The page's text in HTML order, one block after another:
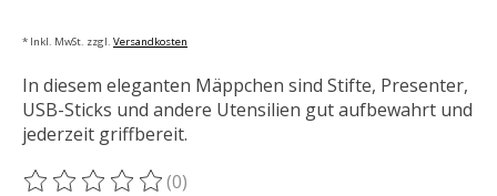
* Inkl. MwSt. zzgl. Versandkosten
In diesem eleganten Mäppchen sind Stifte, Presenter,
USB-Sticks und andere Utensilien gut aufbewahrt und
jederzeit griffbereit.
(0)